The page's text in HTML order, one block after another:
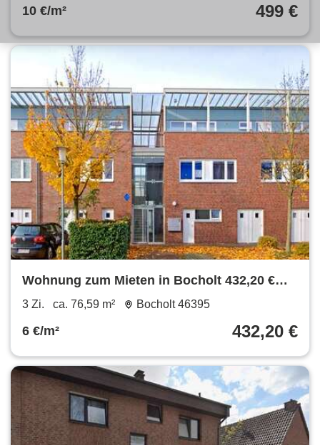
10 €/m² 499 €
Wohnung zum Mieten in Bocholt 432,20 €
76.59 m²
3 Zi. ca. 76,59 m² Bocholt 46395
6 €/m² 432,20 €